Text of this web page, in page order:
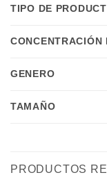
TIPO DE
CONCENTRACIÓN
GENERO
TAMAÑO
PRODUCTOS